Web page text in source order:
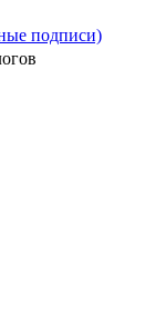
подписи)